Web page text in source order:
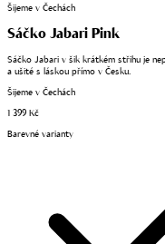
Šijeme v Čechách
Sáčko Jabari Pink
Sáčko Jabari v šik krátkém střihu je
a ušité s láskou přímo v Česku.
Šijeme v Čechách
1 399 Kč
Barevné varianty